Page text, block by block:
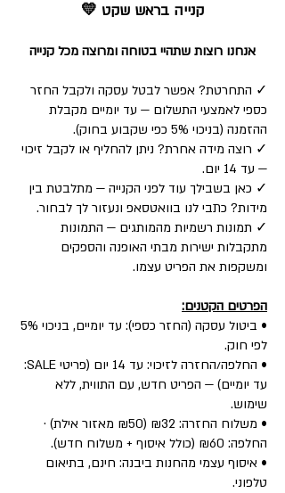
קנייה בראש שקט 💛
אנחנו רוצות שתהיי בטוחה ומרוצה מכל קנייה
✓ התחרטת? אפשר לבטל עסקה ולקבל החזר
כספי לאמצעי התשלום — עד יומיים מקבלת
ההזמנה (בניכוי 5% כפי שקבוע בחוק).
✓ רוצה מידה אחרת? ניתן להחליף או לקבל זיכוי
— עד 14 יום.
✓ כאן בשבילך עוד לפני הקנייה — מתלבטת בין
מידות? כתבי לנו בוואטסאפ ונעזור לך לבחור.
✓ תמונות רשמיות מהמותגים — התמונות
מתקבלות ישירות מבתי האופנה והספקים
ומשקפות את הפריט עצמו.
הפרטים הקטנים:
• ביטול עסקה (החזר כספי): עד יומיים, בניכוי 5%
לפי חוק.
• החלפה/החזרה לזיכוי: עד 14 יום (פריטי SALE:
עד יומיים) — הפריט חדש, עם התווית, ללא
שימוש.
• משלוח החזרה: ₪32 (₪50 מאזור אילת) ·
החלפה: ₪60 (כולל איסוף + משלוח חדש).
• איסוף עצמי מהחנות ביבנה: חינם, בתיאום
טלפוני.